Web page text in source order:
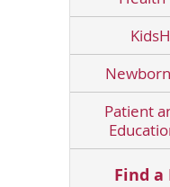
Patient
Find a